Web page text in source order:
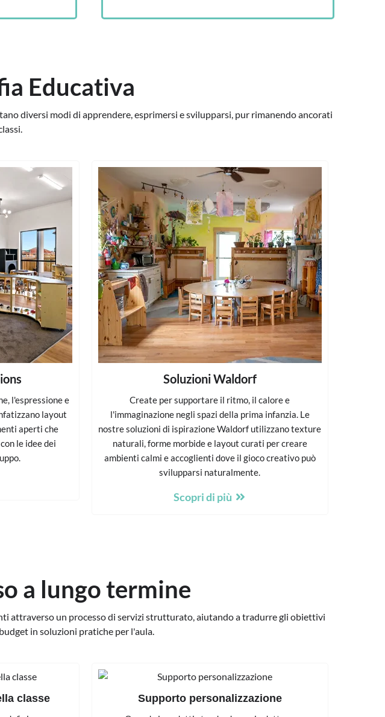
Educativa
diversi modi di apprendere, esprimersi e svilupparsi, pur rimanendo ancorati
l'espressione e
layout
aperti che
le idee dei
Soluzioni Waldorf
Create per supportare il ritmo, il calore e
l'immaginazione negli spazi della prima infanzia. Le
nostre soluzioni di ispirazione Waldorf utilizzano texture
naturali, forme morbide e layout curati per creare
ambienti calmi e accoglienti dove il gioco creativo può
svilupparsi naturalmente.
Scopri di più
a lungo termine
attraverso un processo di servizi strutturato, aiutando a tradurre gli obiettivi
in soluzioni pratiche per l'aula.
classe Supporto personalizzazione